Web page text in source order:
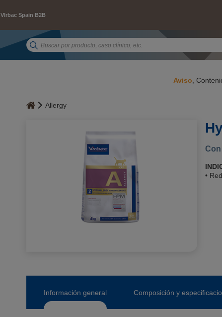
VIrbac Spain B2B
Aviso ,
Allergy
•
Información general Composición y